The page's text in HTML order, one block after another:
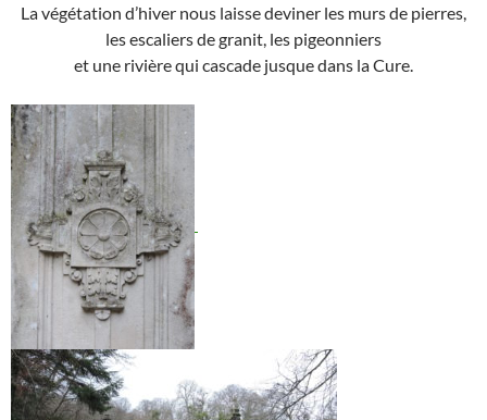
La végétation d’hiver nous laisse deviner les murs de pierres,
les escaliers de granit, les pigeonniers
et une rivière qui cascade jusque dans la Cure.